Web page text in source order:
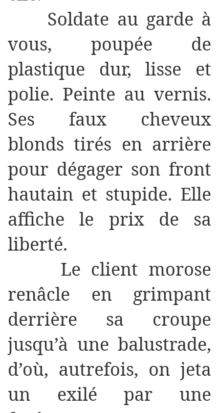
Soldate au garde à
vous, poupée de
plastique dur, lisse et
polie. Peinte au vernis.
Ses faux cheveux
blonds tirés en arrière
pour dégager son front
hautain et stupide. Elle
affiche le prix de sa
liberté.
Le client morose
renâcle en grimpant
derrière sa croupe
jusqu’à une balustrade,
d’où, autrefois, on jeta
un exilé par une